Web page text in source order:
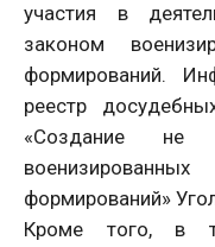
участия в
законом
формирований.
реестр
«Создание не
формирований»
Кроме того, в